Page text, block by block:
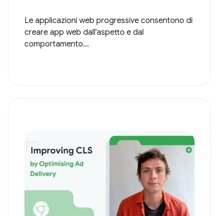
Le applicazioni web progressive consentono di
creare app web dall'aspetto e dal
comportamento...